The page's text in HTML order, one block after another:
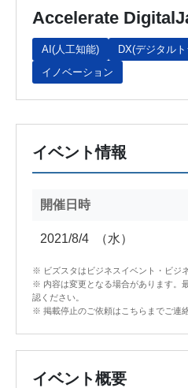
Accelerate
AI(人工知能)
DX(デジタル
イノベーション
イベント情報
開催日時
2021/8/4 （水）
※ ビズスタはビジネスイベント・ビジ
※ 内容は変更となる場合があります。
認ください。
※ 掲載停止のご依頼はこちらまでご連
イベント概要